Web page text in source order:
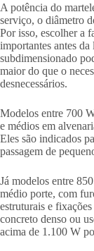
A potência do
serviço, o diâmetro
Por isso, escolher a
importantes antes
subdimensionado
maior do que o
desnecessários.
Modelos entre 700
e médios em
Eles são indicados
passagem de
Já modelos entre
médio porte, com
estruturais e
concreto denso ou
acima de 1.100 W